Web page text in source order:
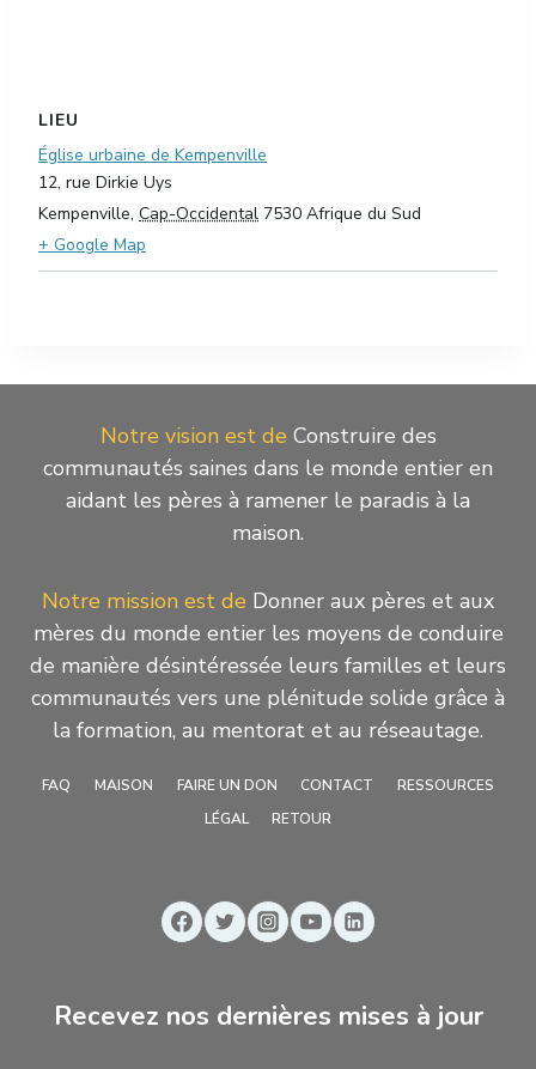
LIEU
Église urbaine de Kempenville
12, rue Dirkie Uys
Kempenville, Cap-Occidental 7530 Afrique du Sud
+ Google Map
Notre vision est de Construire des
communautés saines dans le monde entier en
aidant les pères à ramener le paradis à la
maison.
Notre mission est de Donner aux pères et aux
mères du monde entier les moyens de conduire
de manière désintéressée leurs familles et leurs
communautés vers une plénitude solide grâce à
la formation, au mentorat et au réseautage.
FAQ MAISON FAIRE UN DON CONTACT
RESSOURCES
LÉGAL
RETOUR
Recevez nos dernières mises à jour